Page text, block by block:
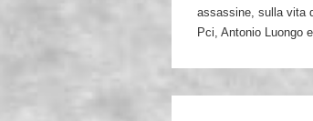
assassine, sulla vita
Pci, Antonio Luongo